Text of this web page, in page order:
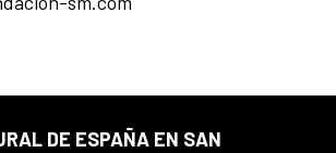
DE ESPAÑA EN SAN